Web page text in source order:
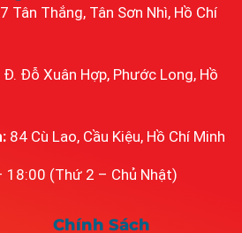
Tân Thắng, Tân Sơn Nhì, Hồ Chí
Đ. Đỗ Xuân Hợp, Phước Long, Hồ
84 Cù Lao, Cầu Kiệu, Hồ Chí Minh
18:00 (Thứ 2 – Chủ Nhật)
Chính Sách